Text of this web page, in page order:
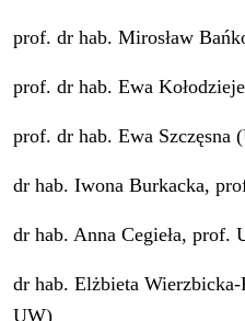
prof. dr hab. Mirosław
prof. dr hab. Ewa
prof. dr hab. Ewa Szczęsna
dr hab. Iwona Burkacka,
dr hab. Anna Cegieła,
dr hab. Elżbieta
UW)